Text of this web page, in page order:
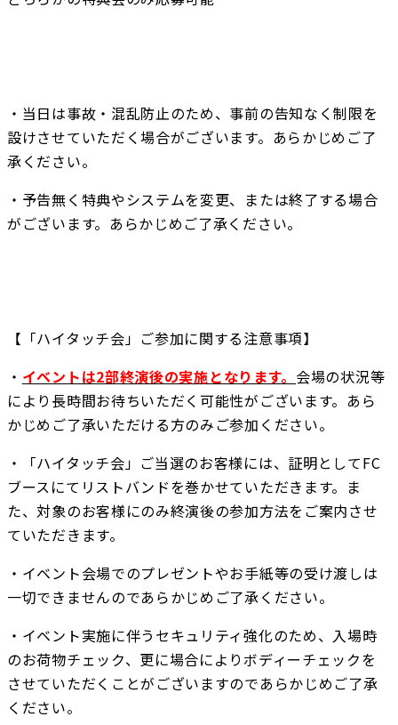
・当日は事故・混乱防止のため、事前の告知なく制限を
設けさせていただく場合がございます。あらかじめご了
承ください。
・予告無く特典やシステムを変更、または終了する場合
がございます。あらかじめご了承ください。
【「ハイタッチ会」ご参加に関する注意事項】
・ イベントは2部終演後の実施となります。 会場の状況等
により長時間お待ちいただく可能性がございます。あら
かじめご了承いただける方のみご参加ください。
・「ハイタッチ会」ご当選のお客様には、証明としてFC
ブースにてリストバンドを巻かせていただきます。ま
た、対象のお客様にのみ終演後の参加方法をご案内させ
ていただきます。
・イベント会場でのプレゼントやお手紙等の受け渡しは
一切できませんのであらかじめご了承ください。
・イベント実施に伴うセキュリティ強化のため、入場時
のお荷物チェック、更に場合によりボディーチェックを
させていただくことがございますのであらかじめご了承
ください。